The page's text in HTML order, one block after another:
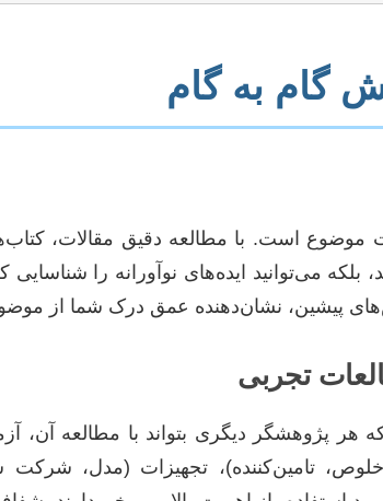
گام به گام
موضوع است. با مطالعه دقیق مقالات،
بلکه می‌توانید ایده‌های نوآورانه را شناسایی
پیشین، نشان‌دهنده عمق درک شما از
تجربی
هر پژوهشگر دیگری بتواند با مطالعه آن،
تامین‌کننده)، تجهیزات (مدل، شرکت